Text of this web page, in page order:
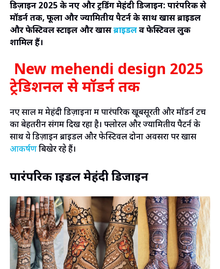
डिज़ाइन 2025 के नए और ट्रेंडिंग मेहंदी डिजाइन: पारंपरिक से
मॉडर्न तक, फूलों और ज्यामितीय पैटर्न के साथ खास ब्राइडल
और फेस्टिवल स्टाइल और खासब्राइडलव फेस्टिवल लुक
शामिल हैं।
New mehendi design 2025
ट्रेडिशनल से मॉडर्न तक
नए साल में मेहंदी डिज़ाइनों में पारंपरिक खूबसूरती और मॉडर्न टच
का बेहतरीन संगम दिख रहा है। फ्लोरल और ज्यामितीय पैटर्न के
साथ ये डिज़ाइन ब्राइडल और फेस्टिवल दोनों अवसरों पर खास
आकर्षणबिखेर रहे हैं।
पारंपरिक ब्राइडल मेहंदी डिजाइन